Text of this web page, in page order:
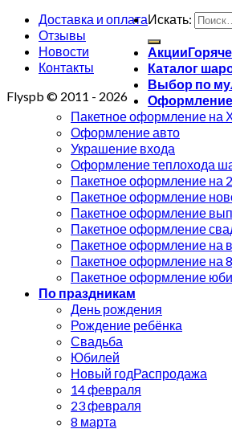
Доставка и оплата
Отзывы
Новости
Контакты
Flyspb © 2011 - 2026
Искать:
Акции
Каталог
Выбор по
Пакетное оформление на
Оформление авто
Украшение входа
Оформление теплохода
Пакетное оформление на
Пакетное оформление
Пакетное оформление
Пакетное оформление
Пакетное оформление на
Пакетное оформление на
Пакетное оформление
По праздникам
День рождения
Рождение ребёнка
Свадьба
Юбилей
Новый год
14 февраля
23 февраля
8 марта